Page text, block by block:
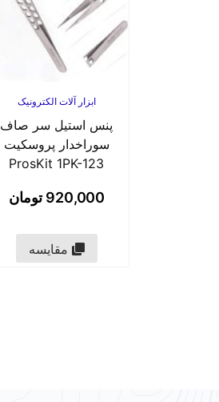
ابزار آلات الکترونیک
پنس استیل سر صاف
سوراخدار پروسکیت
ProsKit 1PK-123
920,000 تومان
مقایسه